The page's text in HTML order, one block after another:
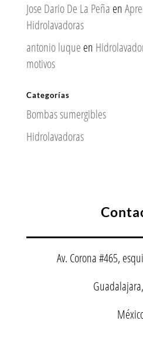
Jose Dario De La Peña en
Hidrolavadoras
antonio luque en
motivos
Categorías
Bombas sumergibles
Hidrolavadoras
Av. Corona #465,